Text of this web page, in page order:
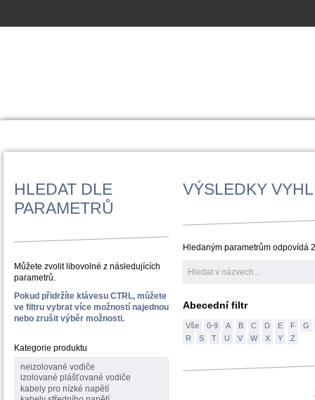
HLEDAT DLE
PARAMETRŮ
Můžete zvolit libovolné z následujících
parametrů.
Pokud přidržíte klávesu CTRL, můžete
ve filtru vybrat více možností najednou
nebo zrušit výběr možnosti.
Kategorie produktu
VÝSLEDKY
Hledaným parametrům odpovídá
Abecední filtr
Vše 0-9 A B C D E F
G
R
S T U V W X Y Z